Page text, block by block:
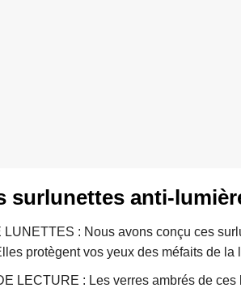
surlunettes anti-
: Nous avons conçu ces
protègent vos yeux des méfaits de
LECTURE : Les verres ambrés de